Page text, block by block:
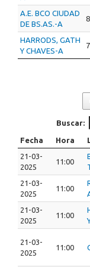
A.E. BCO CIUDAD
DE BS.AS.-A
8
HARRODS, GATH
Y CHAVES-A
7
Buscar:
Fecha Hora
21-03-
2025
11:00
21-03-
2025
11:00
21-03-
2025
11:00
21-03-
2025
11:00